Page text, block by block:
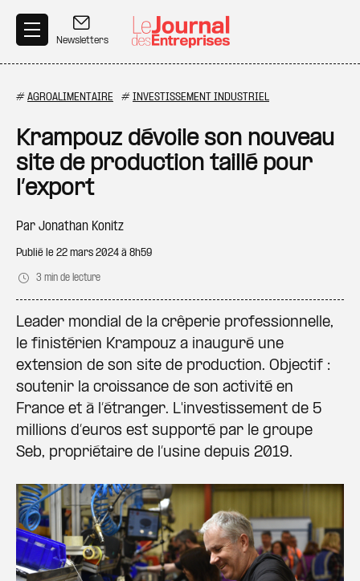
Newsletters
# AGROALIMENTAIRE # INVESTISSEMENT INDUSTRIEL
Krampouz dévoile son nouveau
site de production taillé pour
l’export
Par Jonathan Konitz
Publié le 22 mars 2024 à 8h59
3 min de lecture
Leader mondial de la crêperie professionnelle,
le finistérien Krampouz a inauguré une
extension de son site de production. Objectif :
soutenir la croissance de son activité en
France et à l’étranger. L'investissement de 5
millions d’euros est supporté par le groupe
Seb, propriétaire de l’usine depuis 2019.